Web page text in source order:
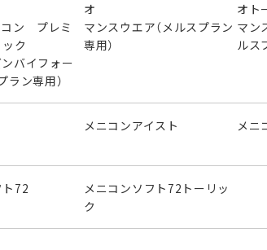
オ
オト
コン プレミ
ク
マンスウエア（メルスプラン
専用）
マン
ルス
バイフォー
ラン専用）
メニコンアイスト メニ
72
メニコンソフト72トーリッ
ク